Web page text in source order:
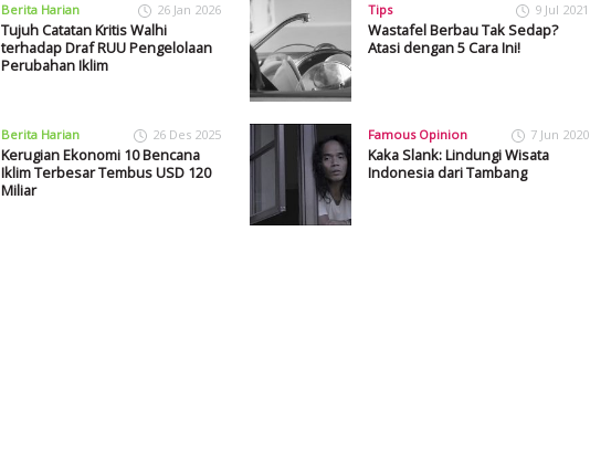
Berita Harian 26 Jan 2026
Tujuh Catatan Kritis Walhi
terhadap Draf RUU Pengelolaan
Perubahan Iklim
Berita Harian 26 Des 2025
Kerugian Ekonomi 10 Bencana
Iklim Terbesar Tembus USD 120
Miliar
Tips 9 Jul 2021
Wastafel Berbau Tak Sedap?
Atasi dengan 5 Cara Ini!
Famous Opinion 7 Jun 2020
Kaka Slank: Lindungi Wisata
Indonesia dari Tambang